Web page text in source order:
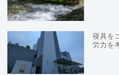
寝具を
労力を